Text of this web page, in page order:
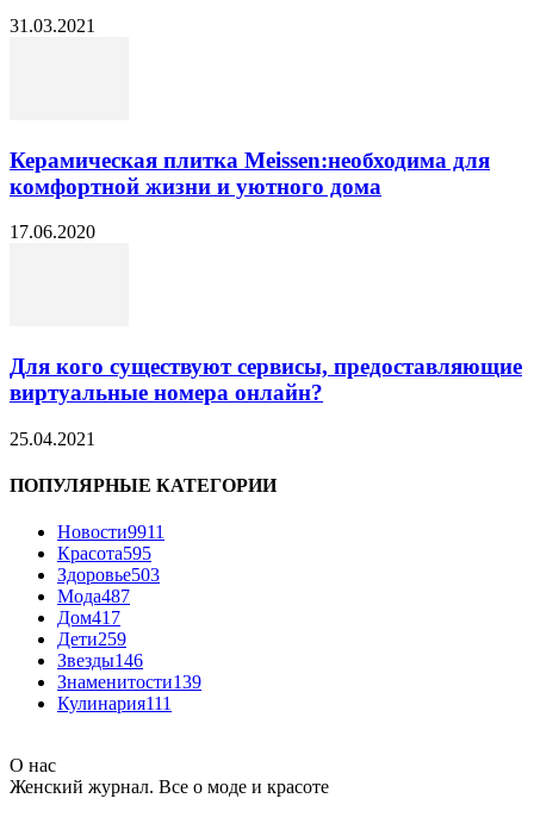
31.03.2021
Керамическая плитка Meissen:необходима для
комфортной жизни и уютного дома
17.06.2020
Для кого существуют сервисы, предоставляющие
виртуальные номера онлайн?
25.04.2021
ПОПУЛЯРНЫЕ КАТЕГОРИИ
Новости9911
Красота595
Здоровье503
Мода487
Дом417
Дети259
Звезды146
Знаменитости139
Кулинария111
О нас
Женский журнал. Все о моде и красоте